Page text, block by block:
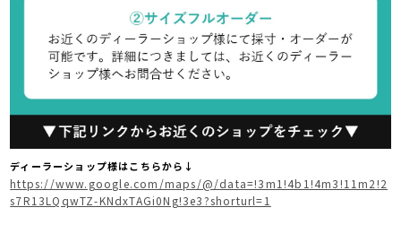
ディーラーショップ様はこちらから↓
https://www.google.com/maps/@/data=!3m1!4b1!4m3!11m2!2
s7R13LQqwTZ-KNdxTAGi0Ng!3e3?shorturl=1